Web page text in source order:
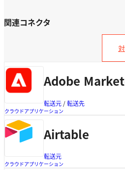
関連コネクタ
Adobe
転送元 / 転送先
クラウドアプリケーション
Airtable
転送元
クラウドアプリケーション